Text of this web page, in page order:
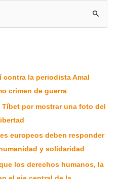
la periodista Amal
crimen de guerra
por mostrar una foto del
europeos deben responder
y solidaridad
los derechos humanos, la